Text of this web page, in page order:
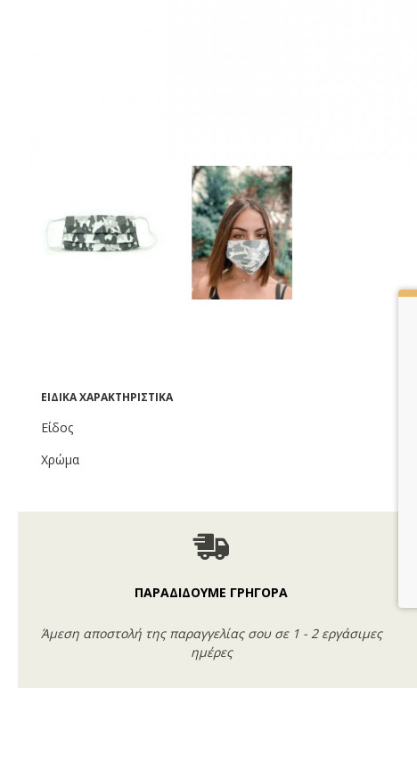
ΕΙΔΙΚΆ ΧΑΡΑΚΤΗΡΙΣΤΙΚΆ
Είδος
Χρώμα
ΠΑΡΑΔΙΔΟΥΜΕ ΓΡΗΓΟΡΑ
Άμεση αποστολή της παραγγελίας σου σε 1 - 2 εργάσιμες
ημέρες